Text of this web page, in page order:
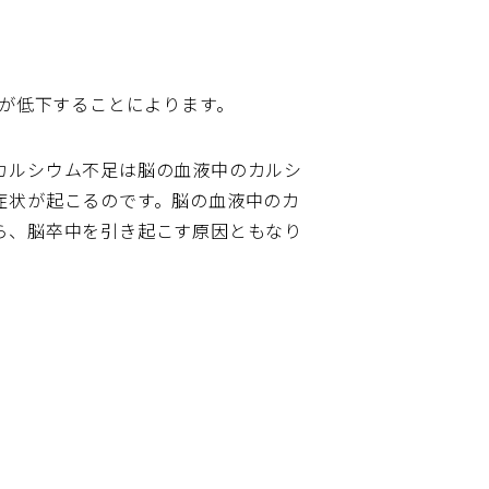
下することによります。
シウム不足は脳の血液中のカルシ
が起こるのです。脳の血液中のカ
脳卒中を引き起こす原因ともなり